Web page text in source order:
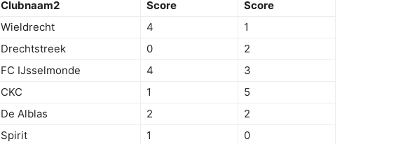
Clubnaam2 Score
Score
Wieldrecht 4
1
Drechtstreek 0
2
FC IJsselmonde 4
3
CKC 1
5
De Alblas 2
2
Spirit 1
0